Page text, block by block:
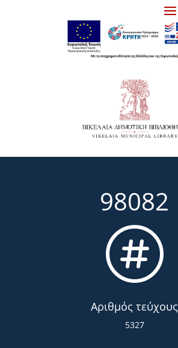
98082

Αριθμός τεύχους
5327